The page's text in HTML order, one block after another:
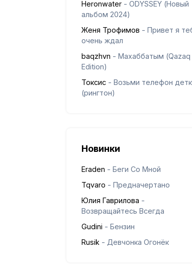
Heronwater - ODYSSEY (Новый
альбом 2024)
Женя Трофимов - Привет я
очень ждал
baqzhvn - Махаббатым (Qazaq
Edition)
Токсис - Возьми телефон
(рингтон)
Новинки
Eraden - Беги Со Мной
Tqvaro - Предначертано
Юлия Гаврилова -
Возвращайтесь Всегда
Gudini - Бензин
Rusik - Девчонка Огонёк